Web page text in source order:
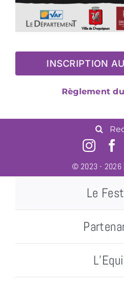
INSCRIPTION
Règlement
© 2023 - 2026 |
Le